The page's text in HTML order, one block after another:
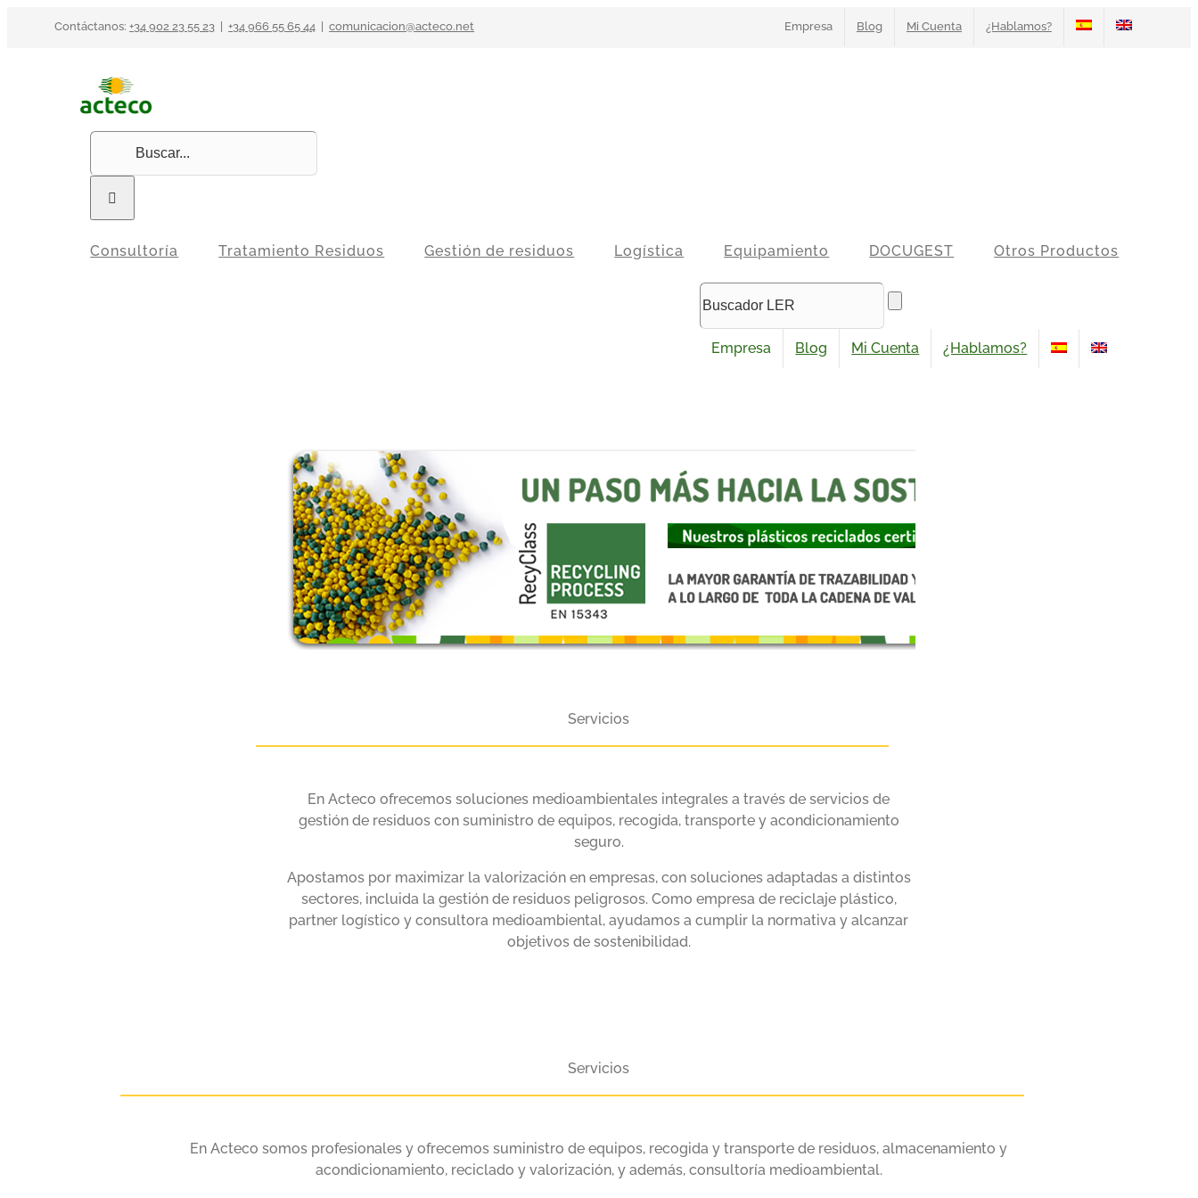
Contáctanos:+34 902 23 55 23 +34 966 55 65 44 comunicacion@acteco.net Empresa Blog Mi Cuenta ¿Hablamos?
Buscar:
Consultoría Tratamiento Residuos Gestión de residuos Logística Equipamiento DOCUGEST Otros Productos
Empresa Blog Mi Cuenta ¿Hablamos?
Servicios
En Acteco ofrecemos soluciones medioambientales integrales a través de servicios de
gestión de residuos con suministro de equipos, recogida, transporte y acondicionamiento
seguro.
Apostamos por maximizar la valorización en empresas, con soluciones adaptadas a distintos
sectores, incluida la gestión de residuos peligrosos. Como empresa de reciclaje plástico,
partner logístico y consultora medioambiental, ayudamos a cumplir la normativa y alcanzar
objetivos de sostenibilidad.
Servicios
En Acteco somos profesionales y ofrecemos suministro de equipos, recogida y transporte de residuos, almacenamiento y
acondicionamiento, reciclado y valorización, y además, consultoría medioambiental.